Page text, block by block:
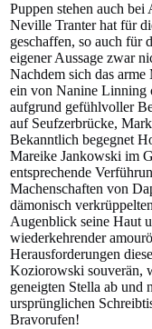
Puppen stehen auch
Neville Tranter hat für
geschaffen, so auch für
eigener Aussage zwar
Nachdem sich das arme
ein von Nanine Linning
aufgrund gefühlvoller
auf Seufzerbrücke,
Bekanntlich begegnet
Mareike Jankowski im
entsprechende
Machenschaften von
dämonisch
Augenblick seine Haut
wiederkehrender
Herausforderungen
Koziorowski souverän,
geneigten Stella ab und
ursprünglichen
Bravorufen!